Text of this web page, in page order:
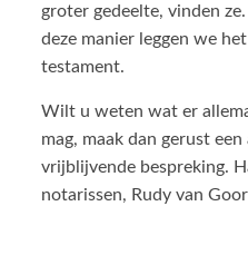
groter gedeelte, vinden
deze manier leggen we
testament.
Wilt u weten wat er
mag, maak dan gerust
vrijblijvende bespreking.
notarissen, Rudy van